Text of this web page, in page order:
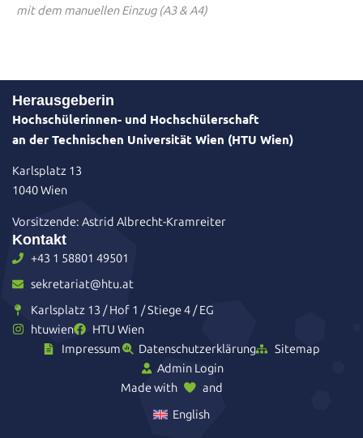
mit dem manuellen Einzug (A3 & A4)
Herausgeberin
Hochschülerinnen- und Hochschülerschaft
an der Technischen Universität Wien (HTU Wien)
Karlsplatz 13
1040 Wien
Vorsitzende: Astrid Albrecht-Kramreiter
Kontakt
+43 1 58801 49501
sekretariat@htu.at
Karlsplatz 13 / Hof 1 / Stiege 4 / EG
htuwien
HTU Wien
Impressum
Datenschutzerklärung
Sitemap
Admin Login
Made with
and
English